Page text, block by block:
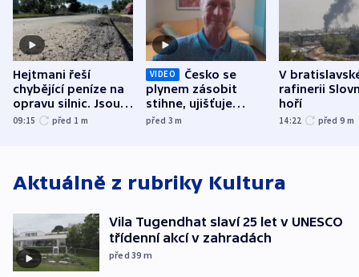
Hejtmani řeší
chybějící peníze na
opravu silnic. Jsou
nenárokové, namítá
09:15 před 1 m
VIDEO
Česko se
plynem zásobit
stihne, ujišťuje
expert. Snížení cen
před 3m
V
rafinerii
hoří
14:22 před 9 m
Aktuálně z rubriky Kultura
Vila Tugendhat slaví 25 let v UNESCO
třídenní akcí v zahradách
před 39 m